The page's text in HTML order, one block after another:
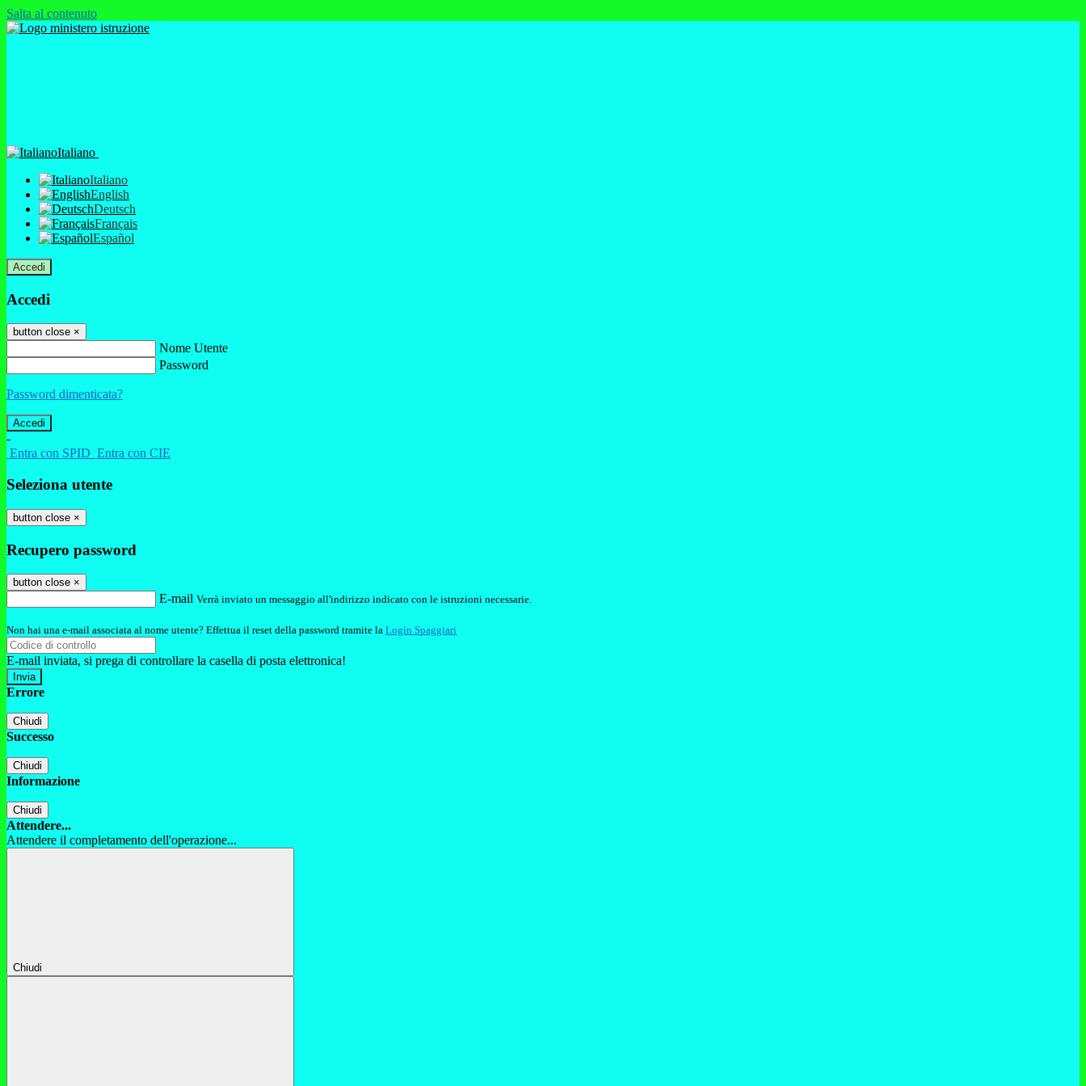
Salta al contenuto
Italiano
Italiano
English
Deutsch
Français
Español
Accedi
Accedi
button close ×
Nome Utente
Password
Password dimenticata?
-
Entra con SPID Entra con CIE
Seleziona utente
button close ×
Recupero password
button close ×
E-mail Verrà inviato un messaggio all'indirizzo indicato con le istruzioni necessarie.
Non hai una e-mail associata al nome utente? Effettua il reset della password tramite la Login Spaggiari
E-mail inviata, si prega di controllare la casella di posta elettronica!
Errore
Chiudi
Successo
Chiudi
Informazione
Chiudi
Attendere...
Attendere il completamento dell'operazione...
Chiudi